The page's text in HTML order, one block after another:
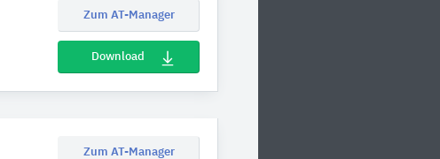
Zum AT-Manager
Download
Zum AT-Manager